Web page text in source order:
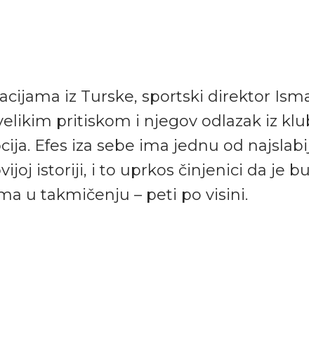
iz Turske, sportski direktor
pritiskom i njegov odlazak iz
Efes iza sebe ima jednu od
istoriji, i to uprkos činjenici da je
u takmičenju – peti po visini.